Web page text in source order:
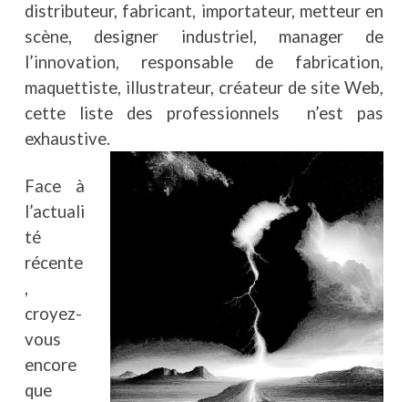
distributeur, fabricant, importateur, metteur en
scène, designer industriel, manager de
l’innovation, responsable de fabrication,
maquettiste, illustrateur, créateur de site Web,
cette liste des professionnels n’est pas
exhaustive.
Face à
l’actuali
té
récente
,
croyez-
vous
encore
que